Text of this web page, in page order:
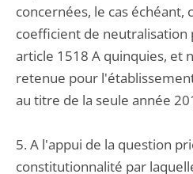
concernées, le cas échéant,
coefficient de neutralisation
article 1518 A quinquies, et
retenue pour
au titre de la seule année
5. A l'appui de la question
constitutionnalité par